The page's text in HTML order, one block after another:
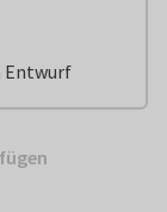
Entwurf